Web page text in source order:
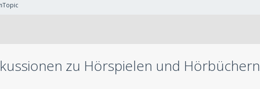
zu Hörspielen und Hörbüchern